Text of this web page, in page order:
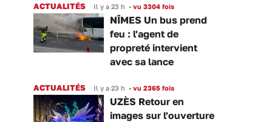
ACTUALITÉS Il y a 23 h • vu 3304 fois
NÎMES Un bus prend
feu : l'agent de
propreté intervient
avec sa lance
ACTUALITÉS Il y a 23 h • vu 2365 fois
UZÈS Retour en
images sur l'ouverture